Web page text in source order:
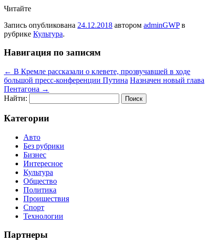
Читайте
Запись опубликована 24.12.2018 автором adminGWPв
рубрике Культура.
Навигация по записям
← В Кремле рассказали о клевете, прозвучавшей в ходе
большой пресс-конференции Путина Назначен новый глава
Пентагона →
Найти:
Категории
Авто
Без рубрики
Бизнес
Интересное
Культура
Общество
Политика
Проишествия
Спорт
Технологии
Партнеры